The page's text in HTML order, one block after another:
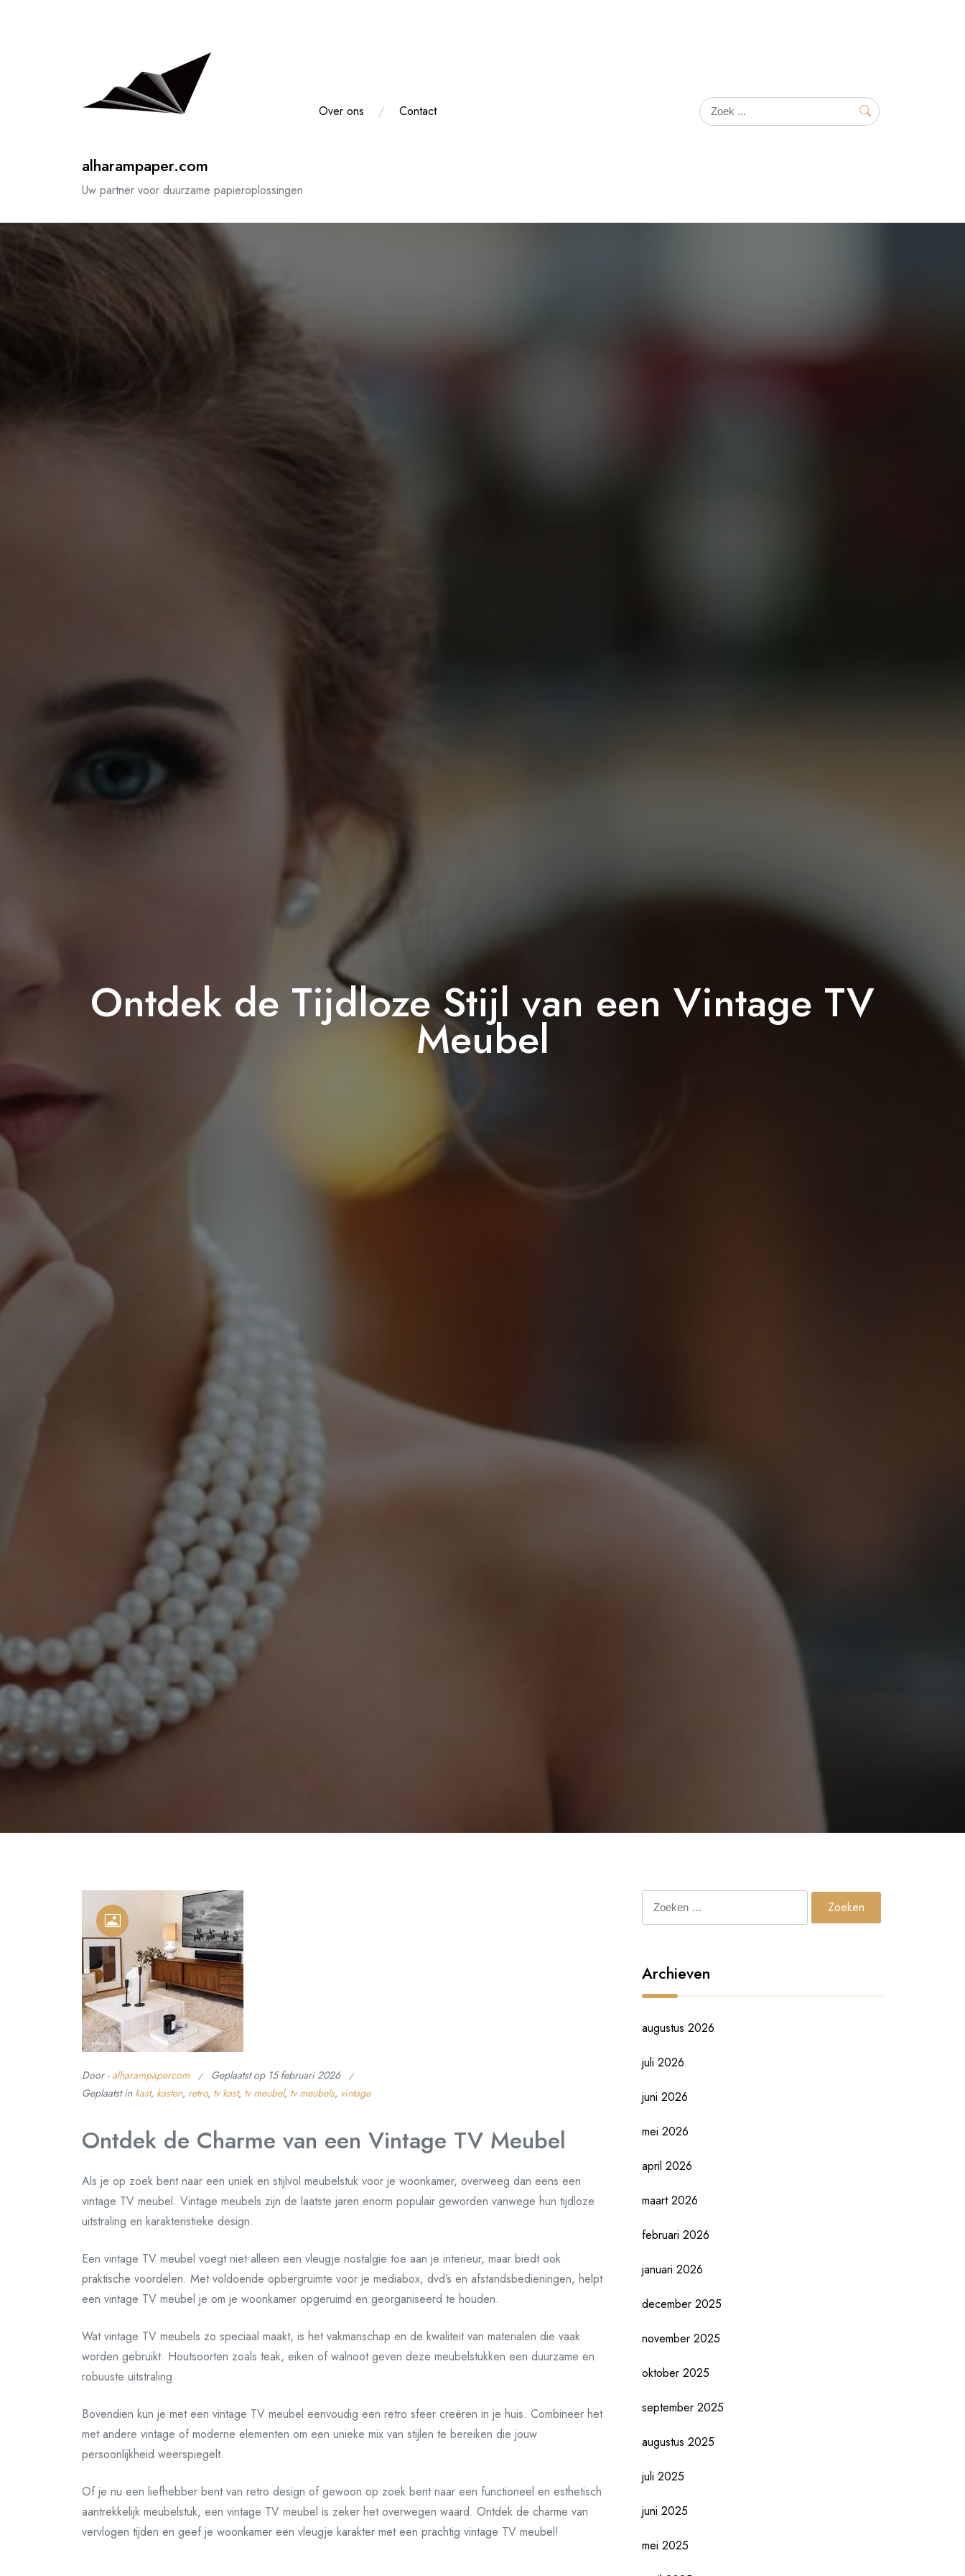
alharampaper.com
Uw partner voor duurzame papieroplossingen
Over ons Contact
Ontdek de Tijdloze Stijl van een Vintage TV
Meubel
Door - alharampapercom Geplaatst op 15 februari 2026
Geplaatst in kast, kasten, retro, tv kast, tv meubel, tv meubels, vintage
Ontdek de Charme van een Vintage TV Meubel
Als je op zoek bent naar een uniek en stijlvol meubelstuk voor je woonkamer, overweeg dan eens een
vintage TV meubel. Vintage meubels zijn de laatste jaren enorm populair geworden vanwege hun tijdloze
uitstraling en karakteristieke design.
Een vintage TV meubel voegt niet alleen een vleugje nostalgie toe aan je interieur, maar biedt ook
praktische voordelen. Met voldoende opbergruimte voor je mediabox, dvd’s en afstandsbedieningen, helpt
een vintage TV meubel je om je woonkamer opgeruimd en georganiseerd te houden.
Wat vintage TV meubels zo speciaal maakt, is het vakmanschap en de kwaliteit van materialen die vaak
worden gebruikt. Houtsoorten zoals teak, eiken of walnoot geven deze meubelstukken een duurzame en
robuuste uitstraling.
Bovendien kun je met een vintage TV meubel eenvoudig een retro sfeer creëren in je huis. Combineer het
met andere vintage of moderne elementen om een unieke mix van stijlen te bereiken die jouw
persoonlijkheid weerspiegelt.
Of je nu een liefhebber bent van retro design of gewoon op zoek bent naar een functioneel en esthetisch
aantrekkelijk meubelstuk, een vintage TV meubel is zeker het overwegen waard. Ontdek de charme van
vervlogen tijden en geef je woonkamer een vleugje karakter met een prachtig vintage TV meubel!
Zoeken
naar:
Archieven
augustus 2026
juli 2026
juni 2026
mei 2026
april 2026
maart 2026
februari 2026
januari 2026
december 2025
november 2025
oktober 2025
september 2025
augustus 2025
juli 2025
juni 2025
mei 2025